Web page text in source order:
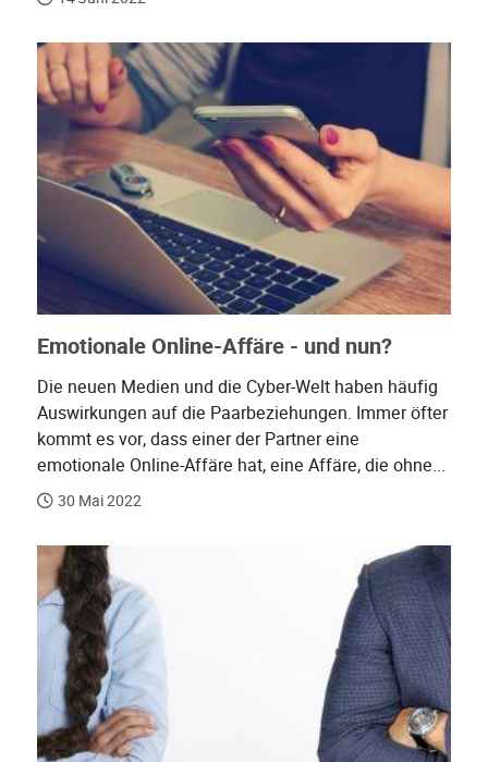
Emotionale Online-Affäre - und nun?
Die neuen Medien und die Cyber-Welt haben häufig
Auswirkungen auf die Paarbeziehungen. Immer öfter
kommt es vor, dass einer der Partner eine
emotionale Online-Affäre hat, eine Affäre, die ohne...
30 Mai 2022